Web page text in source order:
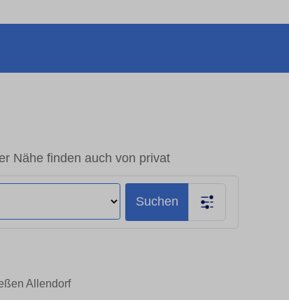
Nähe finden auch von privat
Suchen
Allendorf